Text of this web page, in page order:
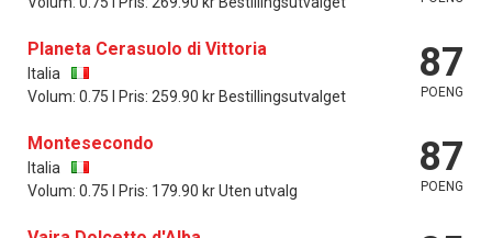
Planeta Cerasuolo di Vittoria
Italia
Volum: 0.75 l Pris: 259.90 kr Bestillingsutvalget
87
POENG
Montesecondo
Italia
Volum: 0.75 l Pris: 179.90 kr Uten utvalg
87
POENG